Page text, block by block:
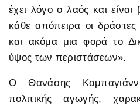
έχει λόγο ο λαός και είναι
κάθε απόπειρα οι
και ακόμα μια φορά το
ύψος των περιστάσεων».
Ο Θανάσης
πολιτικής αγωγής,